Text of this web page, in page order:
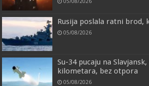
Rusija poslala ratni brod,
05/08/2026
Su-34 pucaju na
kilometara, bez otpora
05/08/2026